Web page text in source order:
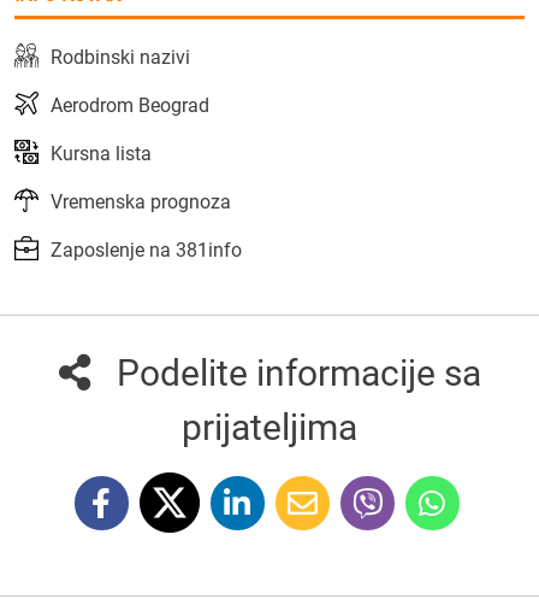
Rodbinski nazivi
Aerodrom Beograd
Kursna lista
Vremenska prognoza
Zaposlenje na 381info
Podelite informacije sa
prijateljima